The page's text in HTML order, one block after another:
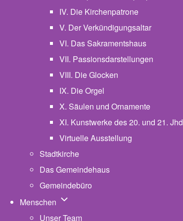
IV. Die Kirchenpatrone
V. Der Verkündigungsaltar
VI. Das Sakramentshaus
VII. Passionsdarstellungen
VIII. Die Glocken
IX. Die Orgel
X. Säulen und Ornamente
XI. Kunstwerke des 20. und 21. Jhd
Virtuelle Ausstellung
Stadtkirche
Das Gemeindehaus
Gemeindebüro
Menschen Unternavigation von Menschen
Unser Team